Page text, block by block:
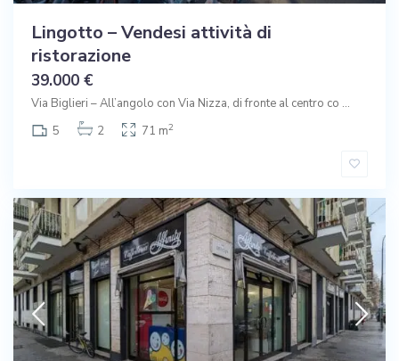
Lingotto – Vendesi attività di
ristorazione
39.000 €
Via Biglieri – All’angolo con Via Nizza, di fronte al centro co ...
5
2 71 m2